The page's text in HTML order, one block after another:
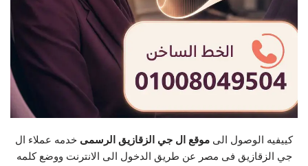
كييفيه الوصول الى موقع ال جي الزقازيق الرسمى خدمه عملاء ال
جي الزقازيق فى مصر عن طريق الدخول الى الانترنت ووضع كلمه